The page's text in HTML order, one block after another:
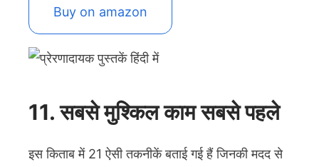
Buy on amazon
11. सबसे मुश्किल काम सबसे पहले
इस किताब में 21 ऐसी तकनीकें बताई गई हैं जिनकी मदद से